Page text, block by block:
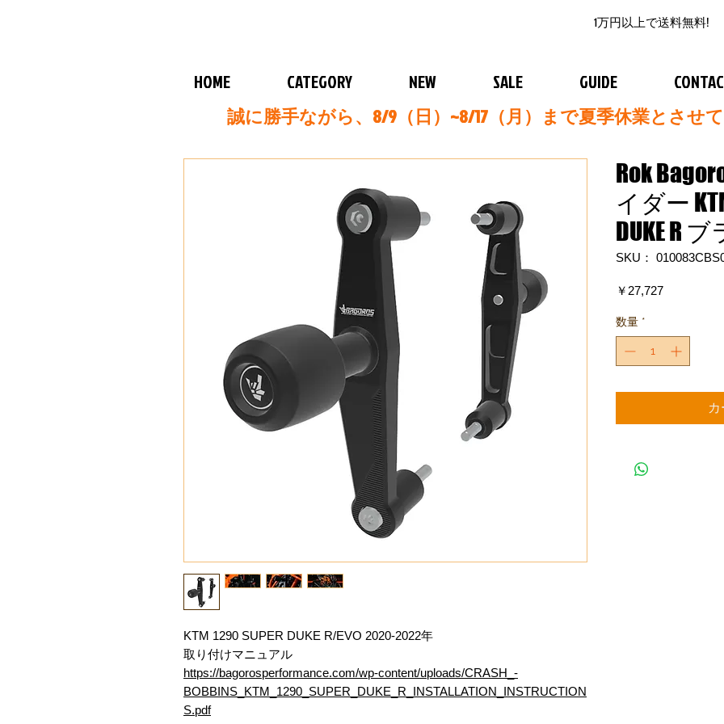
1万円以上で送料無料!
HOME CATEGORY NEW SALE GUIDE
誠に勝手ながら、8/9（日）~8/17（月）まで夏季休業とさせ
KTM 1290 SUPER DUKE R/EVO 2020-2022年
取り付けマニュアル
https://bagorosperformance.com/wp-content/uploads/CRASH_-
BOBBINS_KTM_1290_SUPER_DUKE_R_INSTALLATION_INSTRUCTION
S.pdf
Rok
イダー
DUKE R
SKU：
￥27,727価
数量 *